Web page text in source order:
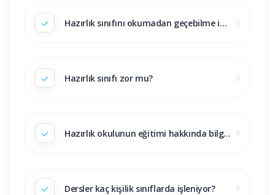
Hazırlık sınıfını okumadan geçebilme imkanımız var mıdır?
Hazırlık sınıfı zor mu?
Hazırlık okulunun eğitimi hakkında bilgi verebilir misiniz?
Dersler kaç kişilik sınıflarda işleniyor?